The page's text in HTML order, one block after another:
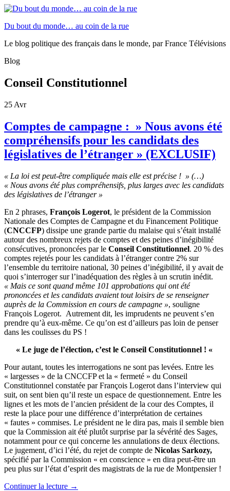
Du bout du monde… au coin de la rue
Le blog politique des français dans le monde, par France Télévisions
Blog
Conseil Constitutionnel
25 Avr
Comptes de campagne : » Nous avons été
compréhensifs pour les candidats des
législatives de l’étranger » (EXCLUSIF)
« La loi est peut-être compliquée mais elle est précise ! » (…)
« Nous avons été plus compréhensifs, plus larges avec les candidats
des législatives de l’étranger »
En 2 phrases, François Logerot, le président de la Commission
Nationale des Comptes de Campagne et du Financement Politique
(CNCCFP) dissipe une grande partie du malaise qui s’était installé
autour des nombreux rejets de comptes et des peines d’inégibilité
consécutives, prononcées par le Conseil Constitutionnel. 20 % des
comptes rejetés pour les candidats à l’étranger contre 2% sur
l’ensemble du territoire national, 30 peines d’inégibilité, il y avait de
quoi s’interroger sur l’inadéquation des règles à un scrutin inédit.
« Mais ce sont quand même 101 approbations qui ont été
prononcées et les candidats avaient tout loisirs de se renseigner
auprès de la Commission en cours de campagne », souligne
François Logerot. Autrement dit, les imprudents ne peuvent s’en
prendre qu’à eux-même. Ce qu’on est d’ailleurs pas loin de penser
dans les coulisses du PS !
« Le juge de l’élection, c’est le Conseil Constitutionnel ! «
Pour autant, toutes les interrogations ne sont pas levées. Entre les
« largesses » de la CNCCFP et la « fermeté » du Conseil
Constitutionnel constatée par François Logerot dans l’interview qui
suit, on sent bien qu’il reste un espace de questionnement. Entre les
lignes et les mots de l’ancien président de la cour des Comptes, il
reste la place pour une différence d’interprétation de certaines
« fautes » commises. Le président ne le dira pas, mais il semble bien
que la Commission ait été plutôt surprise par la sévérité des Sages,
notamment pour ce qui concerne les annulations de deux élections.
Le jugement, d’ici l’été, du rejet de compte de Nicolas Sarkozy,
spécifié par la Commission « en conscience » en dira peut-être un
peu plus sur l’état d’esprit des magistrats de la rue de Montpensier !
Continuer la lecture →